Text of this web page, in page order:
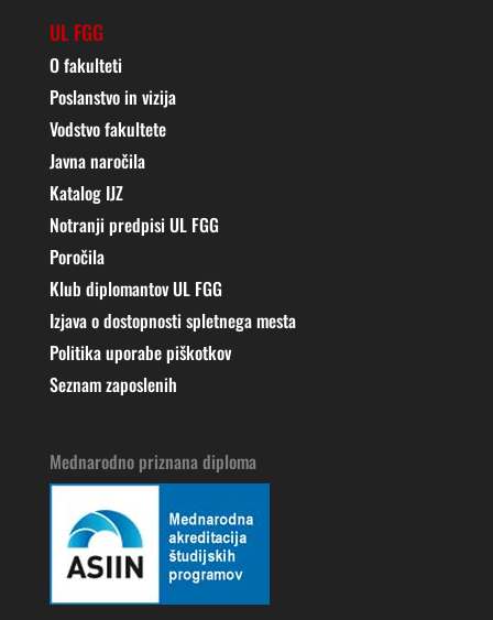
UL FGG
O fakulteti
Poslanstvo in vizija
Vodstvo fakultete
Javna naročila
Katalog IJZ
Notranji predpisi UL FGG
Poročila
Klub diplomantov UL FGG
Izjava o dostopnosti spletnega mesta
Politika uporabe piškotkov
Seznam zaposlenih
Mednarodno priznana diploma